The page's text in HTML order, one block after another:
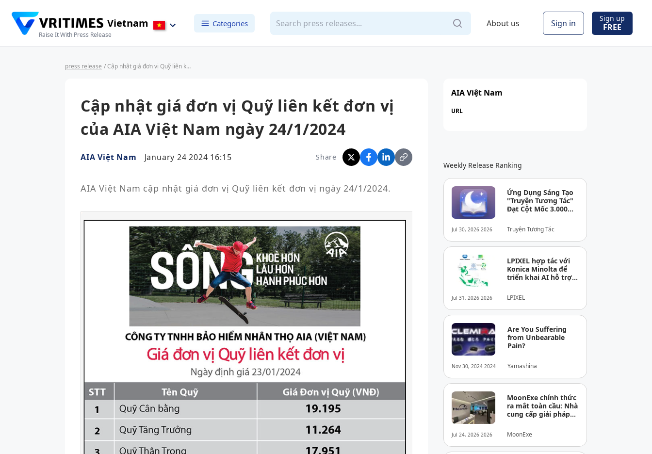
Vietnam
Raise It With Press Release
Categories About us Sign in Sign up
FREE
press release / Cập nhật giá đơn vị Quỹ liên kết đơn vị của AIA Việt Nam ngày 24/1/2024
Cập nhật giá đơn vị Quỹ liên kết đơn vị
của AIA Việt Nam ngày 24/1/2024
AIA Việt Nam January 24 2024 16:15 Share
AIA Việt Nam cập nhật giá đơn vị Quỹ liên kết đơn vị ngày 24/1/2024.
AIA Việt Nam
URL
Weekly Release Ranking
Jul 30, 2026 2026
Ứng Dụng Sáng Tạo
"Truyện Tương Tác"
Đạt Cột Mốc 3.000
Tháng Ra Mắt Tại
Việt Nam
Truyện Tương Tác
Jul 31, 2026 2026
LPIXEL hợp tác với
Konica Minolta để
triển khai AI hỗ trợ
y tế “EIRL” tại thị
trường ASEAN
LPIXEL
Nov 30, 2024 2024
Are You Suffering
from Unbearable
Pain?
Yamashina
Jul 24, 2026 2026
MoonExe chính thức
ra mắt toàn cầu: Nhà
cung cấp giải pháp
tiên cho thanh toán
xuyên biên giới
MoonExe